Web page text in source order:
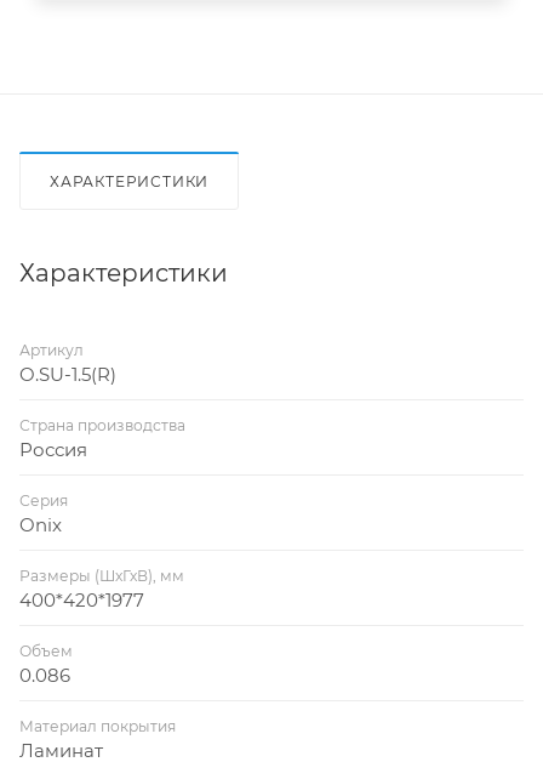
ХАРАКТЕРИСТИКИ
Характеристики
Артикул
O.SU-1.5(R)
Страна производства
Россия
Серия
Onix
Размеры (ШхГхВ), мм
400*420*1977
Объем
0.086
Материал покрытия
Ламинат